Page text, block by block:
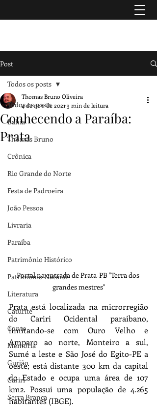
Post
Todos os posts
Bahia
Thomas Bruno
Crônica
Rio Grande do Norte
Festa de Padroeira
João Pessoa
Livraria
Paraíba
Patrimônio Histórico
Patrimônio Natural
Literatura
Caturité
Conto
Memória
Gurjão
Cariri
Serra Branca
Todos os posts
Conhecendo a Paraíba:
Prata
Thomas Bruno Oliveira
4 de nov. de 2021 3 min de leitura
Portal na entrada de Prata-PB "Terra dos
grandes mestres"
Prata está localizada na microrregião
do Cariri Ocidental paraibano,
limitando-se com Ouro Velho e
Amparo ao norte, Monteiro a sul,
Sumé a leste e São José do Egito-PE a
oeste; está distante 300 km da capital
do Estado e ocupa uma área de 107
km2. Possui uma população de 4.265
habitantes (IBGE).